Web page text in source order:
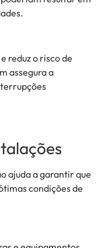
reduz o risco de
assegura a
ajuda a garantir que
condições de